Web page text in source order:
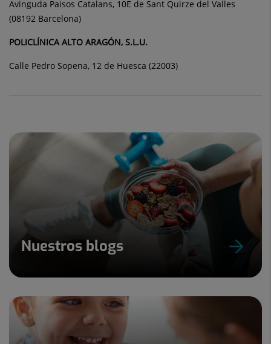
Avinguda Paisos Catalans, 10E de Sant Quirze del Valles
(08192 Barcelona)
POLICLÍNICA ALTO ARAGÓN, S.L.U.
Calle Pedro Sopena, 12 de Huesca (22003)
Nuestros blogs